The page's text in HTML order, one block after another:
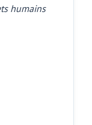
humains